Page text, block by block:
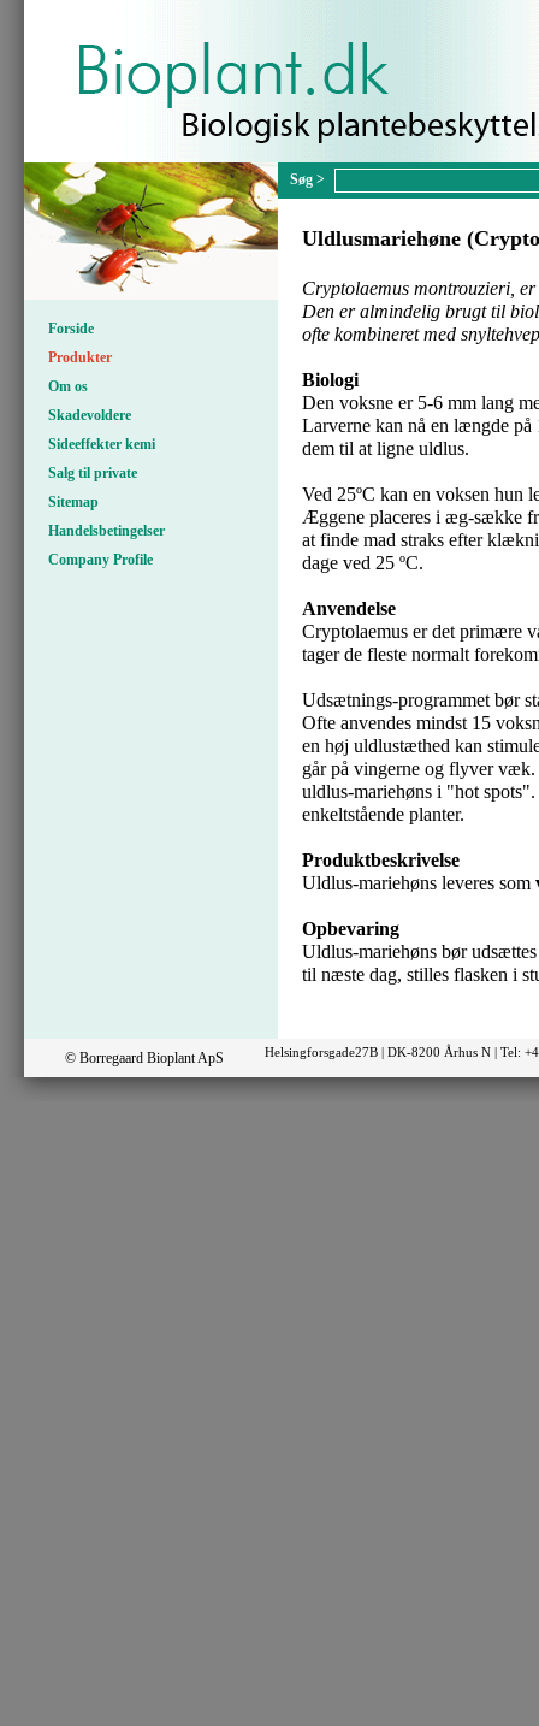
Forside
Produkter
Om os
Skadevoldere
Sideeffekter kemi
Salg til private
Sitemap
Handelsbetingelser
Company Profile
Uldlusmariehøne
Cryptolaemus montrouzieri,
Den er almindelig brugt til
ofte kombineret med
Biologi
Den voksne er 5-6 mm lang
Larverne kan nå en længde
dem til at ligne uldlus.
Ved 25ºC kan en voksen hun
Æggene placeres i æg-sække
at finde mad straks efter
dage ved 25 ºC.
Anvendelse
Cryptolaemus er det primære
tager de fleste normalt
Udsætnings-programmet bør
Ofte anvendes mindst 15
en høj uldlustæthed kan
går på vingerne og flyver væk.
uldlus-mariehøns i "hot
enkeltstående planter.
Produktbeskrivelse
Uldlus-mariehøns leveres som
Opbevaring
Uldlus-mariehøns bør
til næste dag, stilles flasken i
© Borregaard Bioplant ApS Helsingforsgade27B | DK-8200 Århus N | Tel: